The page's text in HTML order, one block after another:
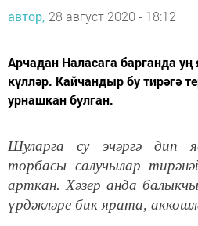
автор, 28 август 2020 - 18:12
Арчадан Наласага барганда уң
күлләр. Кайчандыр бу тирәгә
урнашкан булган.
Шуларга су эчәргә дип
торбасы салучылар
арткан. Хәзер анда
үрдәкләре бик ярата,